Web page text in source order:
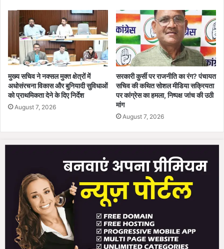
मुख्य सचिव ने नक्सल मुक्त क्षेत्रों में
अधोसंरचना विकास और बुनियादी सुविधाओं
को प्राथमिकता देने के दिए निर्देश
August 7, 2026
सरकारी कुर्सी पर राजनीति का रंग? पंचायत
सचिव की कथित सोशल मीडिया सक्रियता
पर कांग्रेस का हमला, निष्पक्ष जांच की उठी
मांग
August 7, 2026